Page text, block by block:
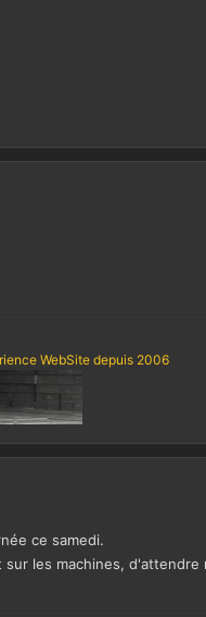
WebSite depuis 2006
ce samedi.
les machines,